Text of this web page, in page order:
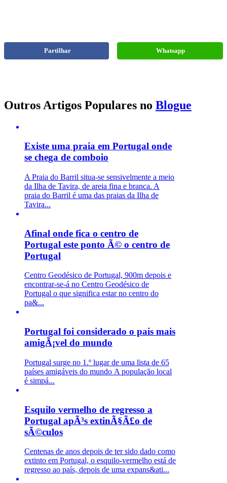
Whatsapp
Partilhar
Outros Artigos Populares no Blogue
Existe uma praia em Portugal onde
se chega de comboio
A Praia do Barril situa-se sensivelmente a meio
da Ilha de Tavira, de areia fina e branca. A
praia do Barril é uma das praias da Ilha de
Tavira...
Afinal onde fica o centro de
Portugal este ponto Ã© o centro de
Portugal
Centro Geodésico de Portugal, 900m depois e
encontrar-se-á no Centro Geodésico de
Portugal o que significa estar no centro do
pa&...
Portugal foi considerado o pais mais
amigÃ¡vel do mundo
Portugal surge no 1.º lugar de uma lista de 65
países amigáveis do mundo A população local
é simpá...
Esquilo vermelho de regresso a
Portugal apÃ³s extinÃ§Ã£o de
sÃ©culos
Centenas de anos depois de ter sido dado como
extinto em Portugal, o esquilo-vermelho está de
regresso ao país, depois de uma expans&ati...